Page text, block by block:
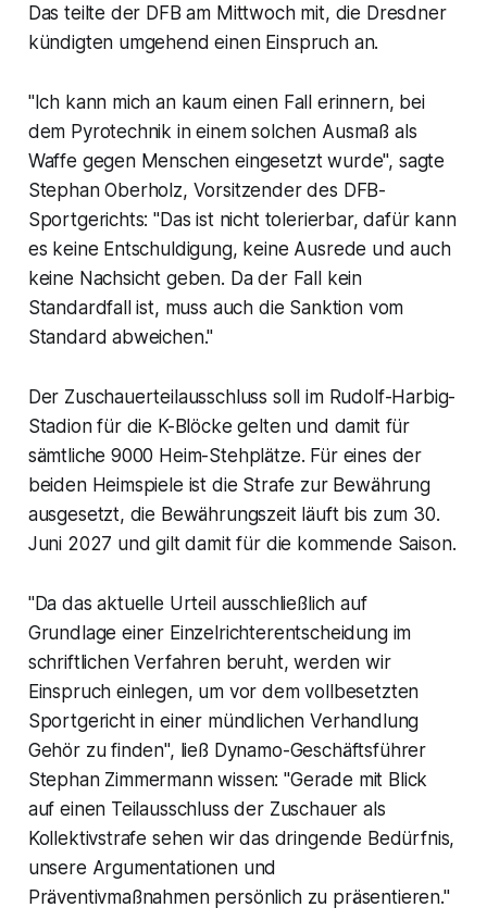
Das teilte der DFB am Mittwoch mit, die Dresdner
kündigten umgehend einen Einspruch an.
"Ich kann mich an kaum einen Fall erinnern, bei
dem Pyrotechnik in einem solchen Ausmaß als
Waffe gegen Menschen eingesetzt wurde", sagte
Stephan Oberholz, Vorsitzender des DFB-
Sportgerichts: "Das ist nicht tolerierbar, dafür kann
es keine Entschuldigung, keine Ausrede und auch
keine Nachsicht geben. Da der Fall kein
Standardfall ist, muss auch die Sanktion vom
Standard abweichen."
Der Zuschauerteilausschluss soll im Rudolf-Harbig-
Stadion für die K-Blöcke gelten und damit für
sämtliche 9000 Heim-Stehplätze. Für eines der
beiden Heimspiele ist die Strafe zur Bewährung
ausgesetzt, die Bewährungszeit läuft bis zum 30.
Juni 2027 und gilt damit für die kommende Saison.
"Da das aktuelle Urteil ausschließlich auf
Grundlage einer Einzelrichterentscheidung im
schriftlichen Verfahren beruht, werden wir
Einspruch einlegen, um vor dem vollbesetzten
Sportgericht in einer mündlichen Verhandlung
Gehör zu finden", ließ Dynamo-Geschäftsführer
Stephan Zimmermann wissen: "Gerade mit Blick
auf einen Teilausschluss der Zuschauer als
Kollektivstrafe sehen wir das dringende Bedürfnis,
unsere Argumentationen und
Präventivmaßnahmen persönlich zu präsentieren."